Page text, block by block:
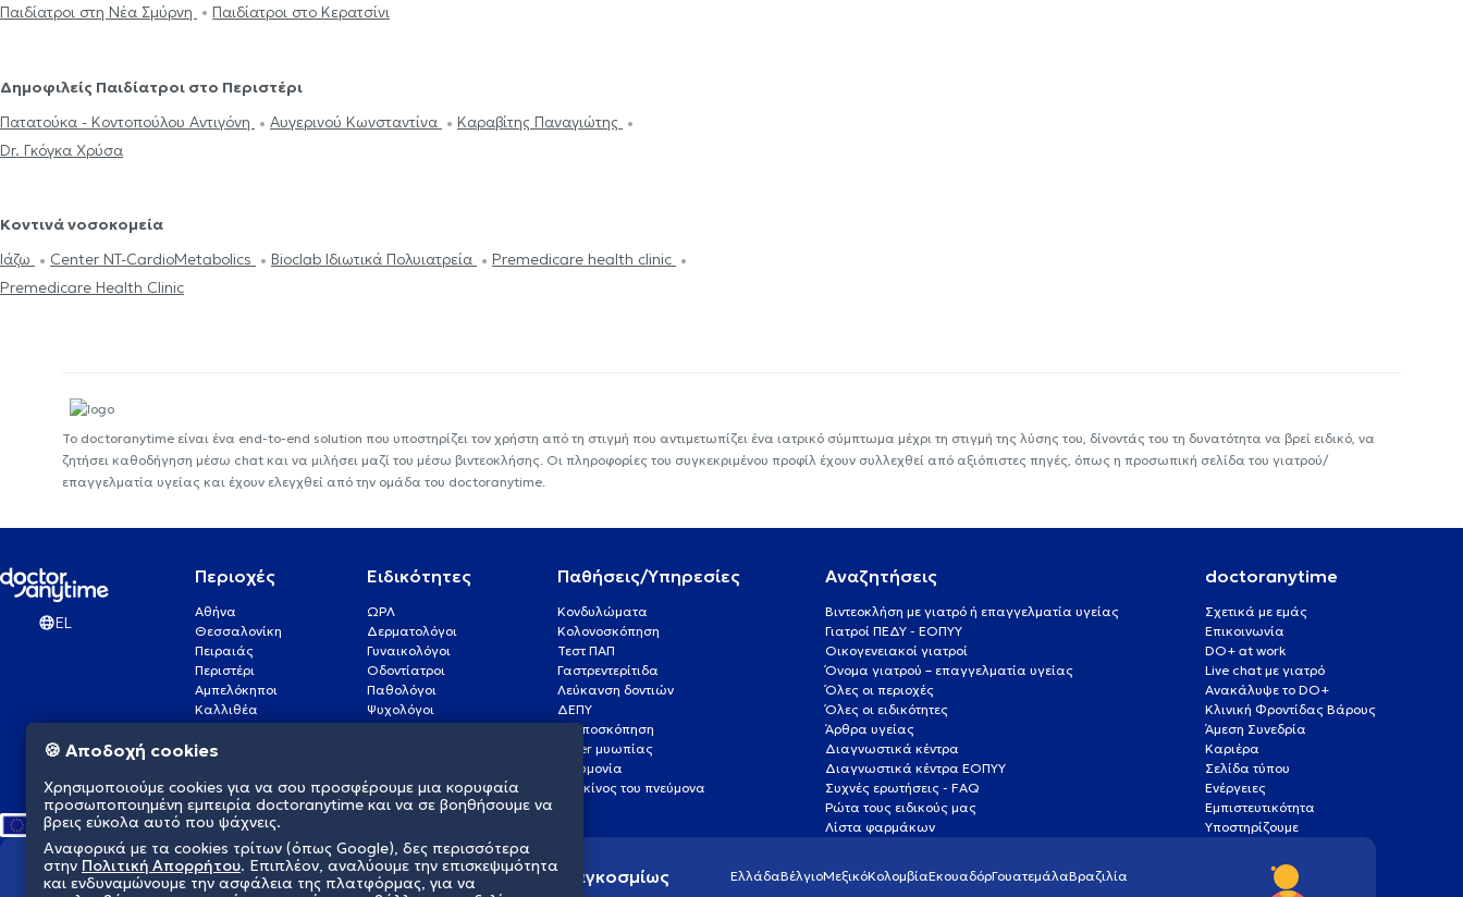
Παιδίατροι στη Νέα Σμύρνη
Παιδίατροι στο Κερατσίνι
Δημοφιλείς Παιδίατροι στο Περιστέρι
Πατατούκα - Κοντοπούλου Αντιγόνη
Αυγερινού Κωνσταντίνα
Καραβίτης Παναγιώτης
Dr. Γκόγκα Χρύσα
Κοντινά νοσοκομεία
Ιάζω
Center NT-CardioMetabolics Bioclab Ιδιωτικά Πολυιατρεία
Premedicare health clinic
Premedicare Health Clinic
Το doctoranytime είναι ένα end-to-end solution που υποστηρίζει τον χρήστη από τη στιγμή που αντιμετωπίζει ένα ιατρικό σύμπτωμα μέχρι τη στιγμή της λύσης του, δίνοντάς του τη δυνατότητα να βρεί ειδικό, να
ζητήσει καθοδήγηση μέσω chat και να μιλήσει μαζί του μέσω βιντεοκλήσης. Οι πληροφορίες του συγκεκριμένου προφίλ έχουν συλλεχθεί από αξιόπιστες πηγές, όπως η προσωπική σελίδα του γιατρού/
επαγγελματία υγείας και έχουν ελεγχθεί από την ομάδα του doctoranytime.
EL
Περιοχές
Αθήνα
Θεσσαλονίκη
Πειραιάς
Περιστέρι
Αμπελόκηποι
Καλλιθέα
Γλυφάδα
Νέα Σμύρνη
Ειδικότητες
ΩΡΛ
Δερματολόγοι
Γυναικολόγοι
Οδοντίατροι
Παθολόγοι
Ψυχολόγοι
Καρδιολόγοι
Παθήσεις/Υπηρεσίες
Κονδυλώματα
Κολονοσκόπηση
Τεστ ΠΑΠ
Γαστρεντερίτιδα
Λεύκανση δοντιών
ΔΕΠΥ
Κολποσκόπηση
Laser μυωπίας
Πνευμονία
Καρκίνος του πνεύμονα
Αναζητήσεις
Βιντεοκλήση με γιατρό ή επαγγελματία υγείας
Γιατροί ΠΕΔΥ - ΕΟΠΥΥ
Οικογενειακοί γιατροί
Όνομα γιατρού – επαγγελματία υγείας
Όλες οι περιοχές
Όλες οι ειδικότητες
Άρθρα υγείας
Διαγνωστικά κέντρα
Διαγνωστικά κέντρα ΕΟΠΥΥ
Συχνές ερωτήσεις - FAQ
Ρώτα τους ειδικούς μας
Λίστα φαρμάκων
doctoranytime
Σχετικά με εμάς
Επικοινωνία
DO+ at work
Live chat με γιατρό
Ανακάλυψε το DO+
Κλινική Φροντίδας Βάρους
Άμεση Συνεδρία
Καριέρα
Σελίδα τύπου
Ενέργειες
Εμπιστευτικότητα
Υποστηρίζουμε
Διαμορφώνουμε το μέλλον της υγείας παγκοσμίως ΕλλάδαΒέλγιοΜεξικόΚολομβίαΕκουαδόρΓουατεμάλαΒραζιλία
🍪 Αποδοχή cookies
Χρησιμοποιούμε cookies για να σου προσφέρουμε μια κορυφαία
προσωποποιημένη εμπειρία doctoranytime και να σε βοηθήσουμε να
βρεις εύκολα αυτό που ψάχνεις.
Αναφορικά με τα cookies τρίτων (όπως Google), δες περισσότερα
στην Πολιτική Απορρήτου. Επιπλέον, αναλύουμε την επισκεψιμότητα
και ενδυναμώνουμε την ασφάλεια της πλατφόρμας, για να